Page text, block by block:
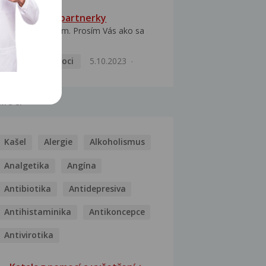
HPV typ 52 u partnerky
Dobrý deň prajem. Prosím Vás ako sa
Pohlavní nemoci
5.10.2023
Kašel Alergie Alkoholismus
Analgetika Angína
Antibiotika Antidepresiva
Antihistaminika Antikoncepce
Antivirotika